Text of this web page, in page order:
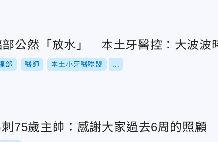
部公然「放水」 本土牙醫控：大波波
部 醫師 本土小牙醫聯盟
75歲主帥：感謝大家過去6周的照顧